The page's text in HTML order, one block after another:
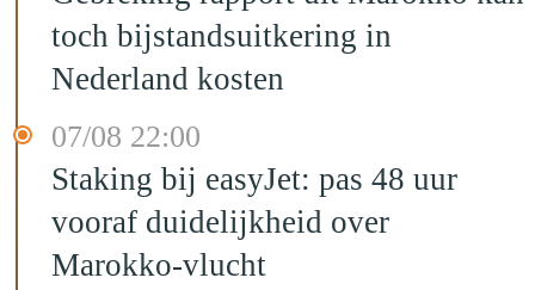
toch bijstandsuitkering in
Nederland kosten
07/08 22:00
Staking bij easyJet: pas 48 uur
vooraf duidelijkheid over
Marokko-vlucht